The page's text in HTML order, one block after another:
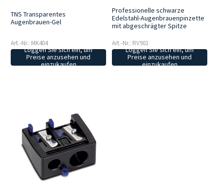
TNS Transparentes
Augenbrauen-Gel
Art.-Nr.: MK404
Loggen Sie sich ein, um
Preise anzusehen und
einzukaufen
Professionelle schwarze
Edelstahl-Augenbrauenpinzette
mit abgeschrägter Spitze
Art.-Nr.: RV901
Loggen Sie sich ein, um
Preise anzusehen und
einzukaufen